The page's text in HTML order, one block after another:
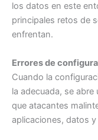
los datos en este
principales retos de
enfrentan.
Errores de
Cuando la
la adecuada, se
que atacantes
aplicaciones, datos